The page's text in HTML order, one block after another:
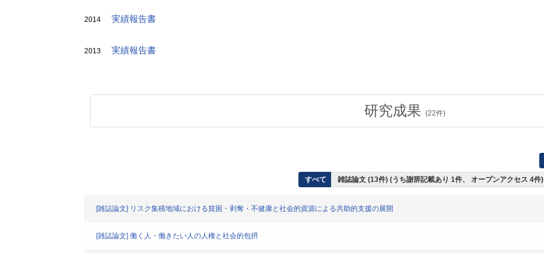
2014 実績報告書
2013 実績報告書
研究成果 (22件)
すべて 雑誌論文 (13件) (うち謝辞記載あり 1件、 オープンアクセス 4件)
[雑誌論文] リスク集積地域における貧困・剥奪・不健康と社会的資源による共助的支援の展開
[雑誌論文] 働く人・働きたい人の人権と社会的包摂